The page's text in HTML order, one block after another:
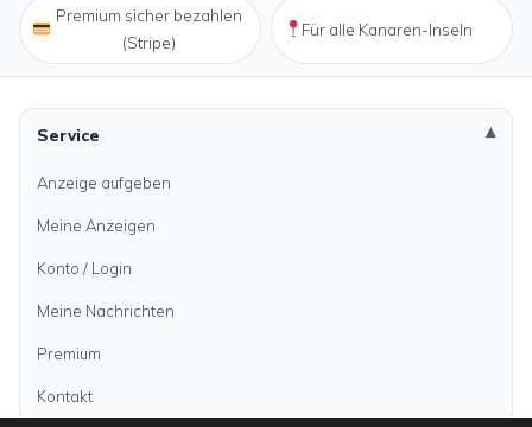
Premium sicher bezahlen
(Stripe)
Für alle Kanaren-Inseln
Service
Anzeige aufgeben
Meine Anzeigen
Konto / Login
Meine Nachrichten
Premium
Kontakt